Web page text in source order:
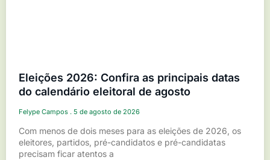
Eleições 2026: Confira as principais datas
do calendário eleitoral de agosto
Felype Campos 5 de agosto de 2026
Com menos de dois meses para as eleições de 2026, os
eleitores, partidos, pré-candidatos e pré-candidatas
precisam ficar atentos a